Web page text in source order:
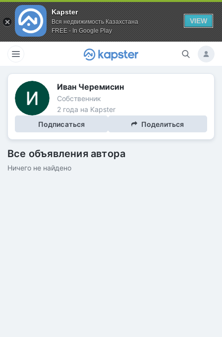
Kapster
Вся недвижимость Казахстана
FREE - In Google Play
VIEW
Иван Черемисин
Собственник
2 года на Kapster
Подписаться
Поделиться
Все объявления автора
Ничего не найдено